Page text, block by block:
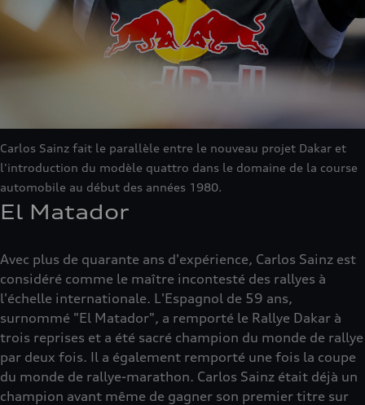
El Matador
Avec plus de quarante ans d'expérience, Carlos Sainz est
considéré comme le maître incontesté des rallyes à
l'échelle internationale. L'Espagnol de 59 ans,
surnommé "El Matador", a remporté le Rallye Dakar à
trois reprises et a été sacré champion du monde de rallye
par deux fois. Il a également remporté une fois la coupe
du monde de rallye-marathon. Carlos Sainz était déjà un
champion avant même de gagner son premier titre sur
Carlos Sainz fait le parallèle entre le nouveau projet Dakar et
l'introduction du modèle quattro dans le domaine de la course
automobile au début des années 1980.